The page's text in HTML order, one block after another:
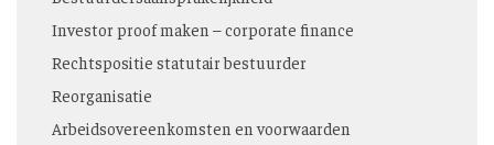
Investor proof maken – corporate finance
Rechtspositie statutair bestuurder
Reorganisatie
Arbeidsovereenkomsten en voorwaarden